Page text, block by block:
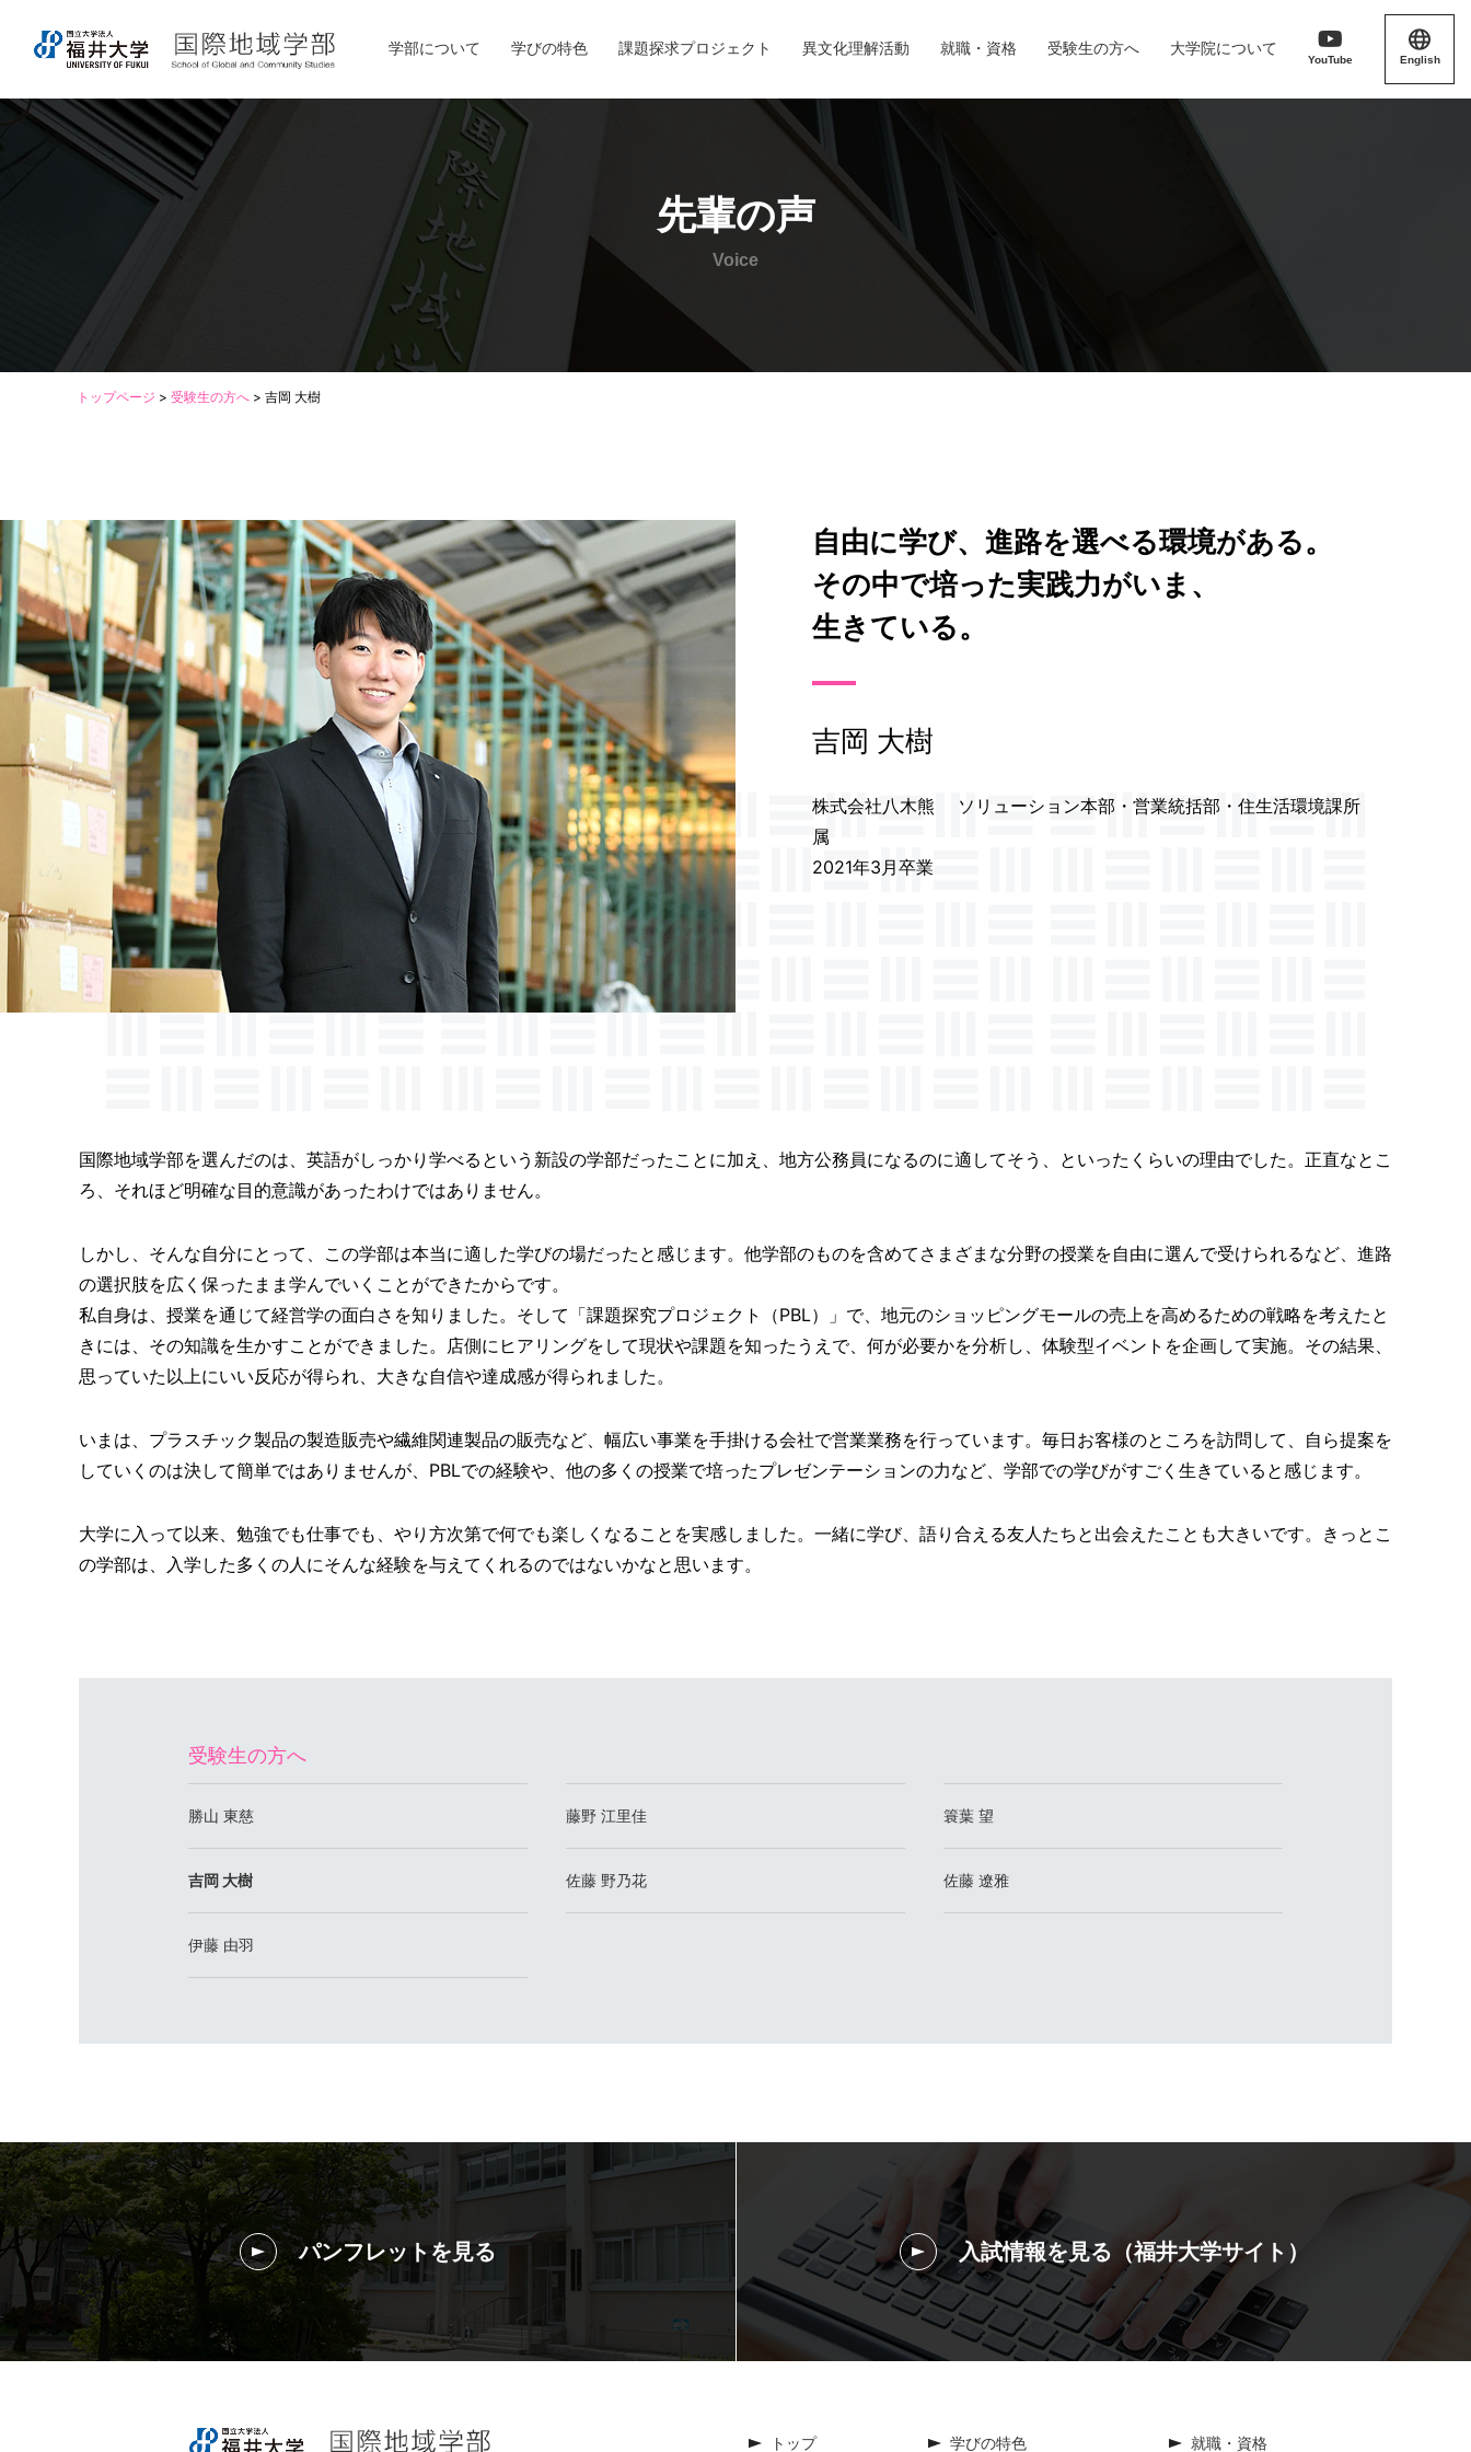
学部について 学びの特色 課題探求プロジェクト 異文化理解活動 就職・資格 受験生の方へ 大学院について
YouTube English
先輩の声
Voice
トップページ > 受験生の方へ > 吉岡 大樹
自由に学び、進路を選べる環境がある。
その中で培った実践力がいま、
生きている。
吉岡 大樹
株式会社八木熊 ソリューション本部・営業統括部・住生活環境課所
属
2021年3月卒業
国際地域学部を選んだのは、英語がしっかり学べるという新設の学部だったことに加え、地方公務員になるのに適してそう、といったくらいの理由でした。正直なとこ
ろ、それほど明確な目的意識があったわけではありません。
しかし、そんな自分にとって、この学部は本当に適した学びの場だったと感じます。他学部のものを含めてさまざまな分野の授業を自由に選んで受けられるなど、進路
の選択肢を広く保ったまま学んでいくことができたからです。
私自身は、授業を通じて経営学の面白さを知りました。そして「課題探究プロジェクト（PBL）」で、地元のショッピングモールの売上を高めるための戦略を考えたと
きには、その知識を生かすことができました。店側にヒアリングをして現状や課題を知ったうえで、何が必要かを分析し、体験型イベントを企画して実施。その結果、
思っていた以上にいい反応が得られ、大きな自信や達成感が得られました。
いまは、プラスチック製品の製造販売や繊維関連製品の販売など、幅広い事業を手掛ける会社で営業業務を行っています。毎日お客様のところを訪問して、自ら提案を
していくのは決して簡単ではありませんが、PBLでの経験や、他の多くの授業で培ったプレゼンテーションの力など、学部での学びがすごく生きていると感じます。
大学に入って以来、勉強でも仕事でも、やり方次第で何でも楽しくなることを実感しました。一緒に学び、語り合える友人たちと出会えたことも大きいです。きっとこ
の学部は、入学した多くの人にそんな経験を与えてくれるのではないかなと思います。
受験生の方へ
勝山 東慈 藤野 江里佳 簑葉 望
吉岡 大樹 佐藤 野乃花 佐藤 遼雅
伊藤 由羽
パンフレットを見る 入試情報を見る （福井大学サイト）
トップ 学びの特色 就職・資格